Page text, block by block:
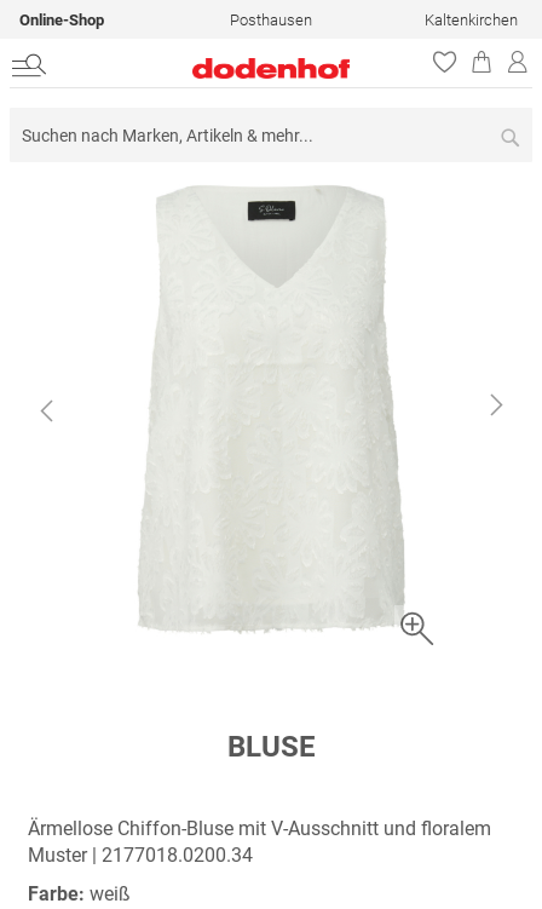
Online-Shop Posthausen Kaltenkirchen
springen
BLUSE
Ärmellose Chiffon-Bluse mit V-Ausschnitt und floralem
Muster | 2177018.0200.34
Farbe: weiß